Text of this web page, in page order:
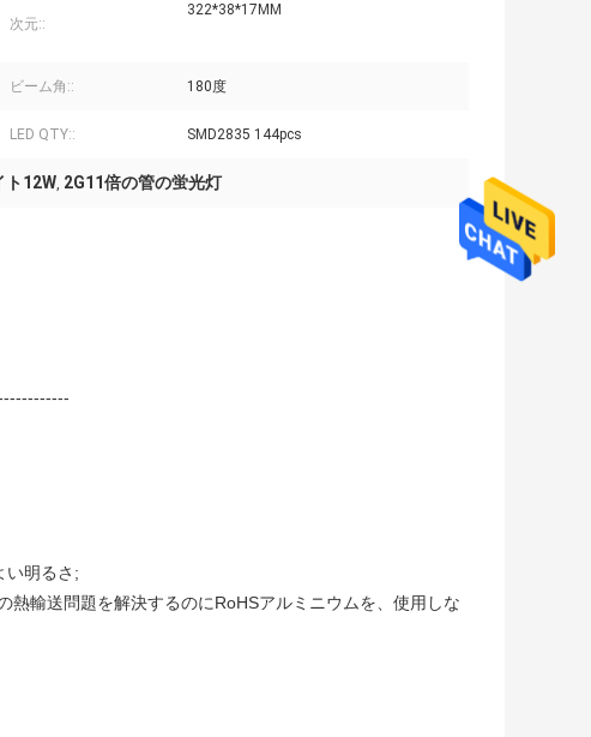
次元::
322*38*17MM
ビーム角:: 180度
LED QTY:: SMD2835 144pcs
ト12W, 2G11倍の管の蛍光灯
い明るさ;
輸送問題を解決するのにRoHSアルミニウムを、使用しな